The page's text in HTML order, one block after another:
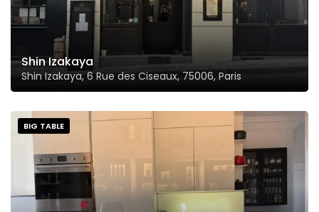
Shin Izakaya
Shin Izakaya, 6 Rue des Ciseaux, 75006, Paris
BIG TABLE